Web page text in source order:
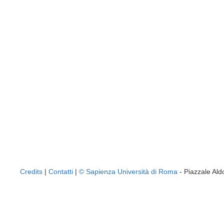
Credits | Contatti | © Sapienza Università di Roma - Piazzale